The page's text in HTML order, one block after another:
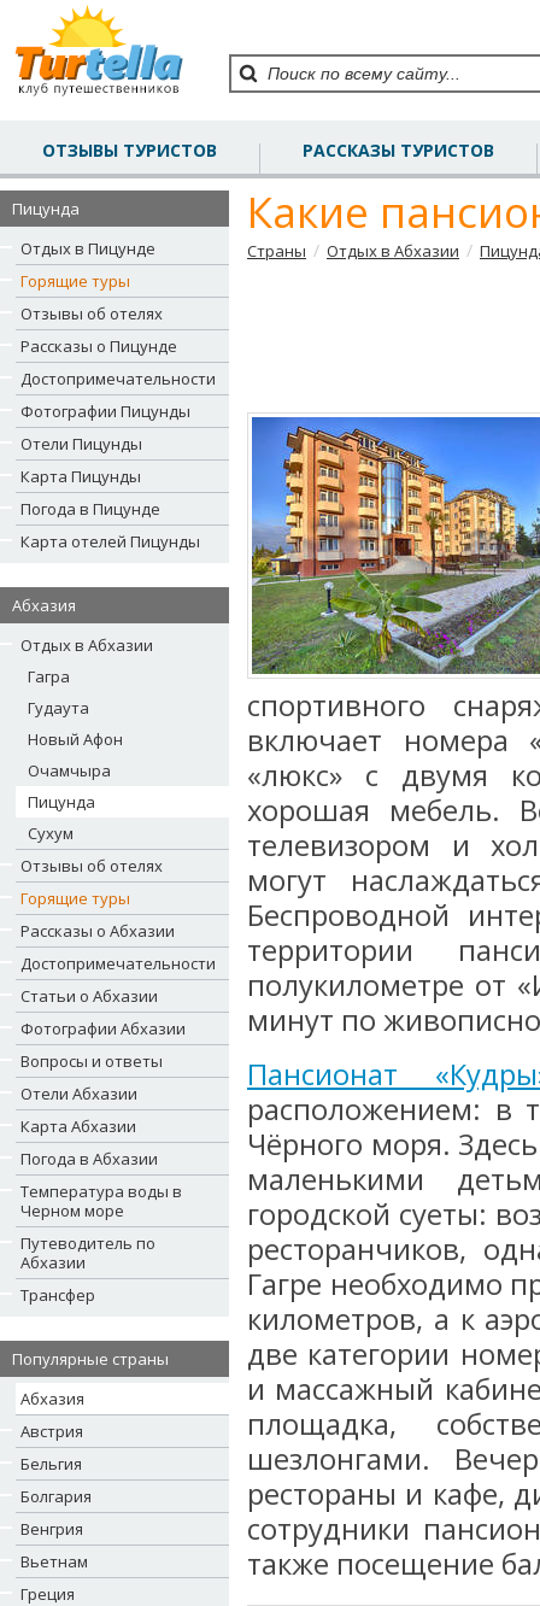
ОТЗЫВЫ ТУРИСТОВ РАССКАЗЫ ТУРИСТОВ
Пицунда
Отдых в Пицунде
Горящие туры
Отзывы об отелях
Рассказы о Пицунде
Достопримечательности
Фотографии Пицунды
Отели Пицунды
Карта Пицунды
Погода в Пицунде
Карта отелей Пицунды
Абхазия
Отдых в Абхазии
Гагра
Гудаута
Новый Афон
Очамчыра
Пицунда
Сухум
Отзывы об отелях
Горящие туры
Рассказы о Абхазии
Достопримечательности
Статьи о Абхазии
Фотографии Абхазии
Вопросы и ответы
Отели Абхазии
Карта Абхазии
Погода в Абхазии
Температура воды в
Черном море
Путеводитель по
Абхазии
Трансфер
Популярные страны
Абхазия
Австрия
Бельгия
Болгария
Венгрия
Вьетнам
Греция
Какие
Страны / Отдых в Абхазии /
спортивного
включает номера
«люкс» с двумя
хорошая мебель.
телевизором и
могут
Беспроводной
территории
полукилометре от
минут по
Пансионат
расположением: в
Чёрного моря.
маленькими
городской суеты:
ресторанчиков,
Гагре необходимо
километров, а к
две категории
и массажный
площадка,
шезлонгами.
рестораны и кафе,
сотрудники
также посещение